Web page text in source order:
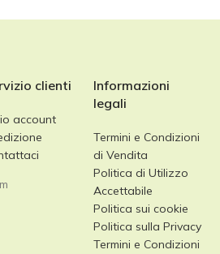
clienti
account
Informazioni
legali
Termini e Condizioni
di Vendita
Politica di Utilizzo
Accettabile
Politica sui cookie
Politica sulla Privacy
Termini e Condizioni